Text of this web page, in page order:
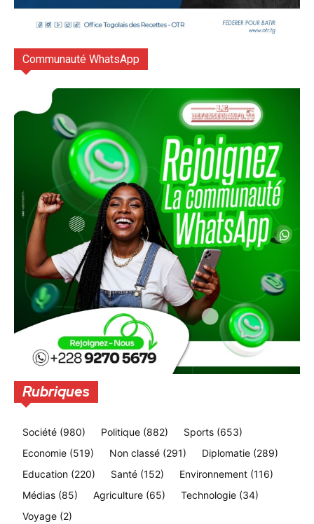
Communauté WhatsApp
Rubriques
Société (980) Politique (882) Sports (653)
Economie (519) Non classé (291) Diplomatie (289)
Education (220) Santé (152) Environnement (116)
Médias (85) Agriculture (65) Technologie (34)
Voyage (2)